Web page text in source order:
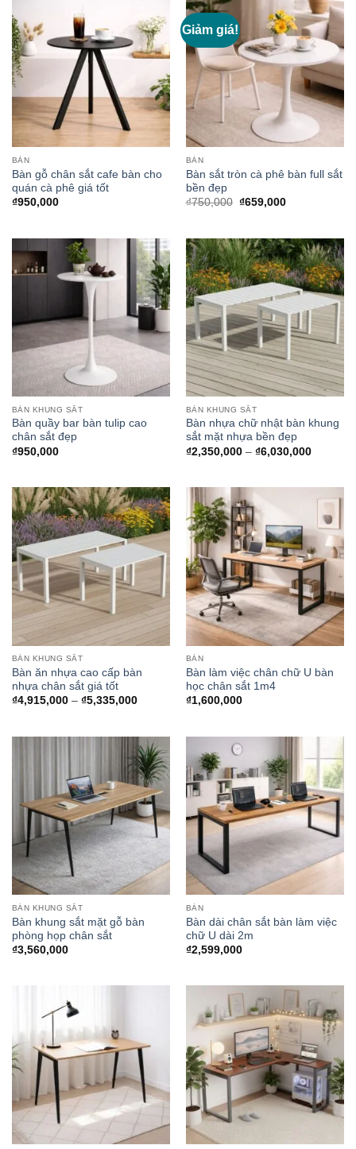
BÀN
Bàn gỗ chân sắt cafe bàn cho
quán cà phê giá tốt
₫950,000
Giảm giá!
BÀN
Bàn sắt tròn cà phê bàn full sắt
bền đẹp
₫750,000 Giá
₫659,000Giá
₫659,000.
BÀN KHUNG SẮT
Bàn quầy bar bàn tulip cao
chân sắt đẹp
₫950,000
BÀN KHUNG SẮT
Bàn nhựa chữ nhật bàn khung
sắt mặt nhựa bền đẹp
₫2,350,000 – ₫6,030,000Khoảng
BÀN KHUNG SẮT
Bàn ăn nhựa cao cấp bàn
nhựa chân sắt giá tốt
₫4,915,000 – ₫5,335,000Khoảng
đến
₫5,335,000
BÀN
Bàn làm việc chân chữ U bàn
học chân sắt 1m4
₫1,600,000
BÀN KHUNG SẮT
Bàn khung sắt mặt gỗ bàn
phòng họp chân sắt
₫3,560,000
BÀN
Bàn dài chân sắt bàn làm việc
chữ U dài 2m
₫2,599,000